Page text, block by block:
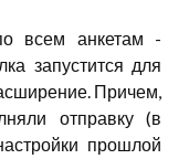
всем анкетам -
запустится для
Причем,
отправку (в
прошлой